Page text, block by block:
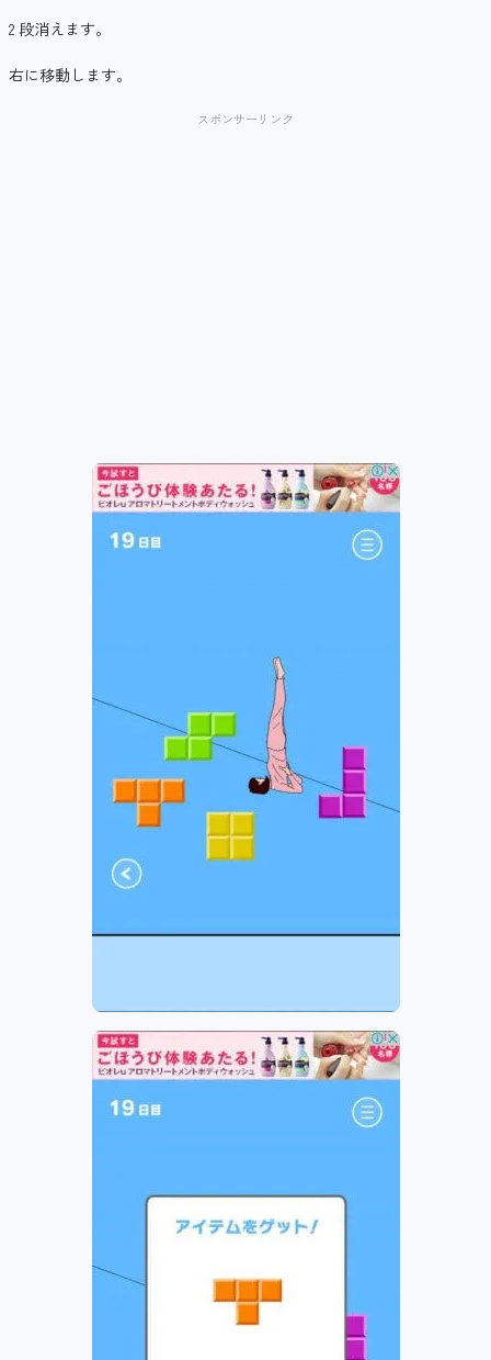
2 段消えます。
右に移動します。
スポンサーリンク